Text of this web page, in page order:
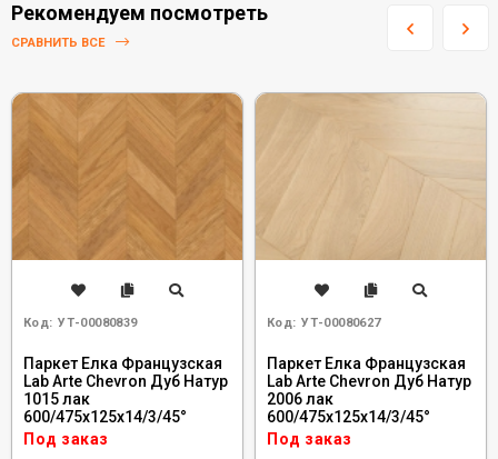
Рекомендуем посмотреть
СРАВНИТЬ ВСЕ
Код: УТ-00080839
Паркет Елка Французская
Lab Arte Chevron Дуб Натур
1015 лак
600/475х125х14/3/45°
Под заказ
Код: УТ-00080627
Паркет Елка Французская
Lab Arte Chevron Дуб Натур
2006 лак
600/475х125х14/3/45°
Под заказ